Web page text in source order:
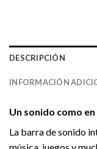
DESCRIPCIÓN
INFORMACIÓN
Un sonido como en
La barra de sonido
música, juegos y